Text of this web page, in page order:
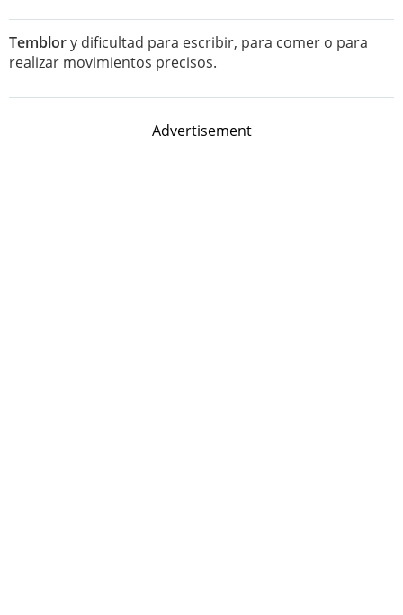
Temblory dificultad para escribir, para comer o para
realizar movimientos precisos.
Advertisement